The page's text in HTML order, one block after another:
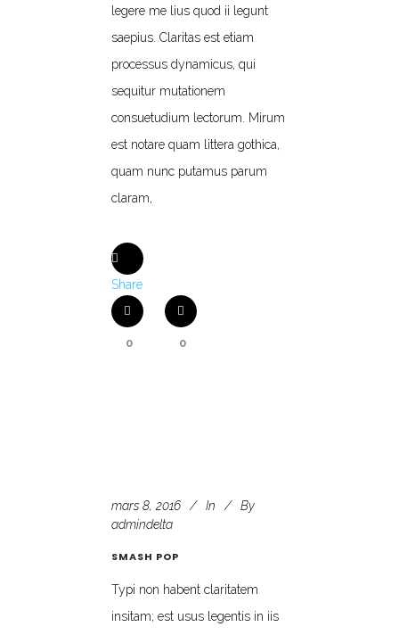
legere me lius quod ii legunt
saepius. Claritas est etiam
processus dynamicus, qui
sequitur mutationem
consuetudium lectorum. Mirum
est notare quam littera gothica,
quam nunc putamus parum
claram,
Share
0 0
mars 8, 2016 In
By
admindelta
SMASH POP
Typi non habent claritatem
insitam; est usus legentis in iis